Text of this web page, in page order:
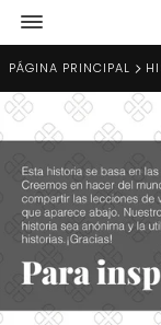
PÁGINA PRINCIPAL